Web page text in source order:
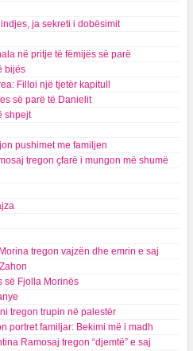
ja sekreti i dobësimit
në pritje të fëmijës së parë
bijës
Filloi një tjetër kapitull
së parë të Danielit
shpejt
pushimet me familjen
tregon çfarë i mungon më shumë
tregon vajzën dhe emrin e saj
së Fjolla Morinës
tregon trupin në palestër
portret familjar: Bekimi më i madh
Ramosaj tregon “djemtë” e saj